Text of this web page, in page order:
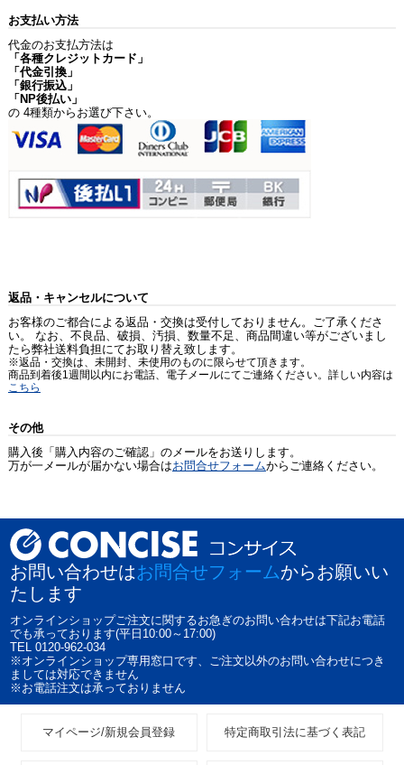
お支払い方法
代金のお支払方法は
「各種クレジットカード」
「代金引換」
「銀行振込」
「NP後払い」
の 4種類からお選び下さい。
返品・キャンセルについて
お客様のご都合による返品・交換は受付しておりません。ご了承くださ
い。 なお、不良品、破損、汚損、数量不足、商品間違い等がございまし
たら弊社送料負担にてお取り替え致します。
※返品・交換は、未開封、未使用のものに限らせて頂きます。
商品到着後1週間以内にお電話、電子メールにてご連絡ください。詳しい内容は
こちら
その他
購入後「購入内容のご確認」のメールをお送りします。
万が一メールが届かない場合はお問合せフォームからご連絡ください。
お問い合わせはお問合せフォームからお願いい
たします
オンラインショップご注文に関するお急ぎのお問い合わせは下記お電話
でも承っております(平日10:00～17:00)
TEL 0120-962-034
※オンラインショップ専用窓口です、ご注文以外のお問い合わせにつき
ましては対応できません
※お電話注文は承っておりません
マイページ/新規会員登録 特定商取引法に基づく表記